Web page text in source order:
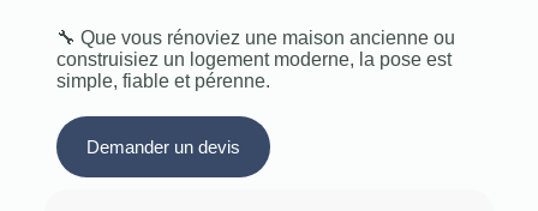
🔧 Que vous rénoviez une maison ancienne ou
construisiez un logement moderne, la pose est
simple, fiable et pérenne.
Demander un devis